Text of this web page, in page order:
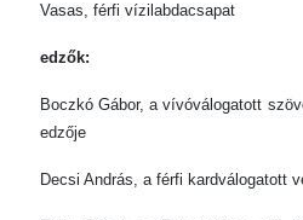
Vasas, férfi vízilabdacsapat
edzők:
Boczkó Gábor, a vívóválogatott
edzője
Decsi András, a férfi kardválogatott